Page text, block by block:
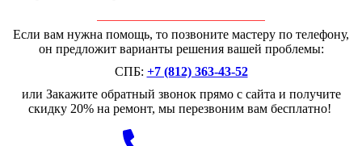
Если вам нужна помощь, то позвоните мастеру по телефону,
он предложит варианты решения вашей проблемы:
СПБ: +7 (812) 363-43-52
или Закажите обратный звонок прямо с сайта и получите
скидку 20% на ремонт, мы перезвоним вам бесплатно!